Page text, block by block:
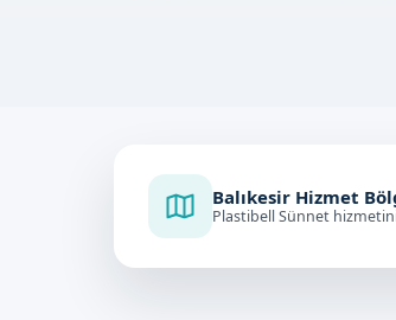
Balıkesir Hizmet
Plastibell Sünnet